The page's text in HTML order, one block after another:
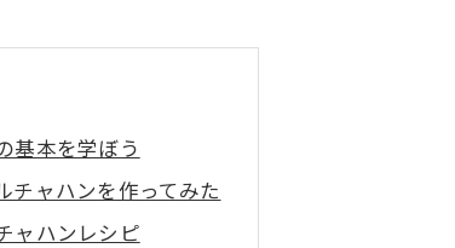
基本を学ぼう
チャハンを作ってみた
ャハンレシピ